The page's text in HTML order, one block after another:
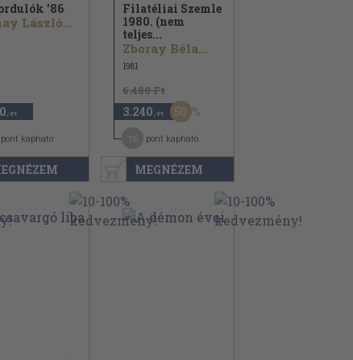
'86
László...
,-Ft
pont kapható
MEGNÉZEM
Filatéliai Szemle
1980. (nem
teljes...
Zboray Béla...
1981
6.480 Ft
3.240 ,-Ft 50
pont kapható